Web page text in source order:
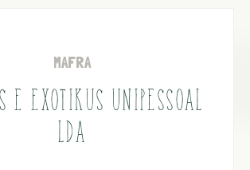
MAFRA
E EXOTIKUS UNIPESSOAL
LDA